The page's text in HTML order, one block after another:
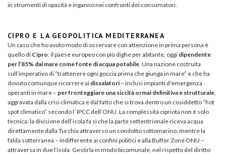
in strumenti di opacità e inganno nei confronti dei consumatori.
CIPRO E LA GEOPOLITICA MEDITERRANEA
Un caso che ho avuto modo di osservare con attenzione in prima persona è
quello di Cipro: il paese europeo con più dighe per abitante, oggi dipendente
per l’85% dal mare come fonte di acqua potabile . Una nazione costruita
sull’imperativo di “trattenere ogni goccia prima che giunga in mare” e che ha
dovuto comunque ricorrere ai dissalatori – inclusi impianti d’emergenza
operanti in mare – per fronteggiare una siccità ormai definitiva e strutturale
aggravata dalla crisi climatica e dal fatto che si trova dentro un cosiddetto “hot
spot climatico” secondo l ‘IPCC dell’ONU. La complessità cipriota non è solo
tecnica: la divisione dell’isola fa sì che la parte settentrionale riceva acqua
direttamente dalla Turchia attraverso un condotto sottomarino, mentre la
falda sotterranea – indifferente ai confini politici e alla Buffer Zone ONU –
attraversa in due l’isola. Gestirla in modo bicomunale, nel rispetto del diritto